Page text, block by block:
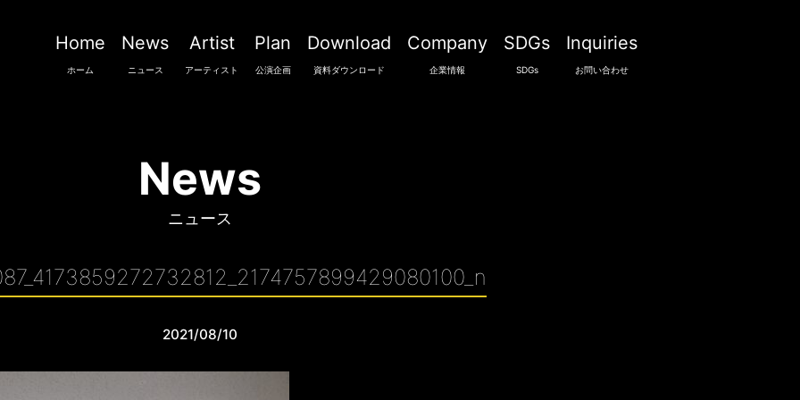
Home
ホーム
News
ニュース
Artist
アーティスト
Plan
公演企画
Download
資料ダウンロード
Company
企業情報
SDGs
SDGs
Inquiries
お問い合わせ
News
ニュース
2021/08/10